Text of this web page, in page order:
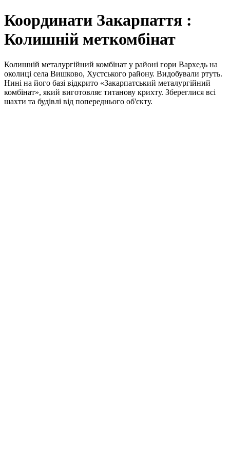
Координати Закарпаття :
Колишній меткомбінат
Колишній металургійний комбінат у районі гори Вархедь на
околиці села Вишково, Хустського району. Видобували ртуть.
Нині на його базі відкрито «Закарпатський металургійний
комбінат», який виготовляє титанову крихту. Збереглися всі
шахти та будівлі від попереднього об'єкту.